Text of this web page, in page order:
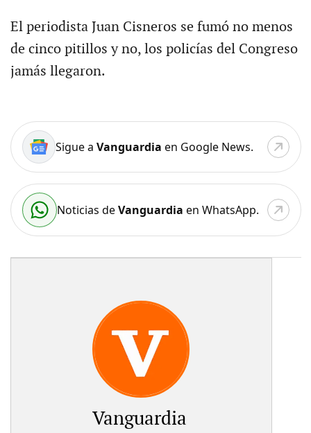
El periodista Juan Cisneros se fumó no menos
de cinco pitillos y no, los policías del Congreso
jamás llegaron.
Sigue a Vanguardia en Google News.
Noticias deVanguardia en WhatsApp.
Vanguardia